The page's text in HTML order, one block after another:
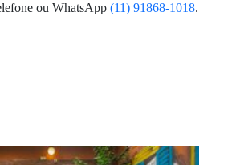
ou WhatsApp (11) 91868-1018.